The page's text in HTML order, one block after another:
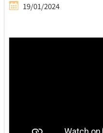
19/01/2024